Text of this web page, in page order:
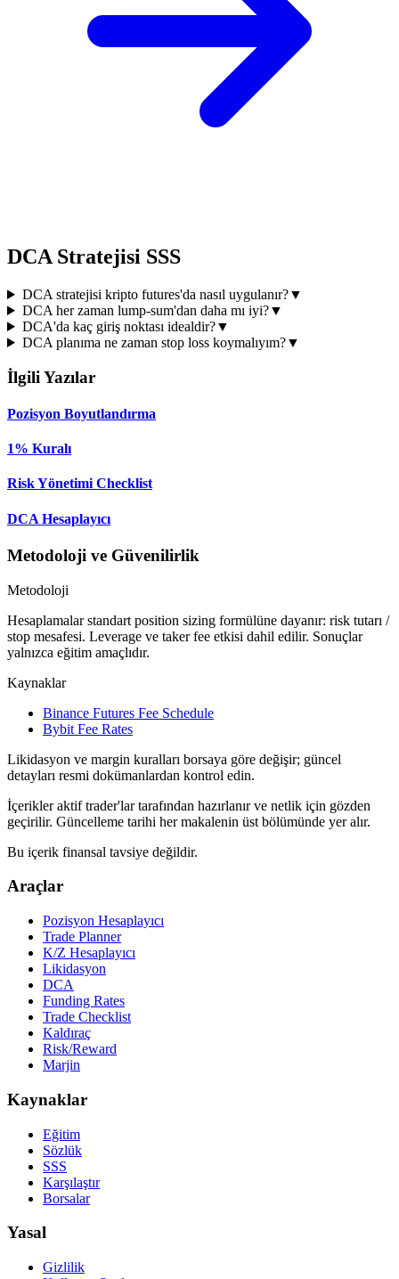
DCA Stratejisi SSS
DCA stratejisi kripto futures'da nasıl uygulanır?▼
DCA her zaman lump-sum'dan daha mı iyi?▼
DCA'da kaç giriş noktası idealdir?▼
DCA planıma ne zaman stop loss koymalıyım?▼
İlgili Yazılar
Pozisyon Boyutlandırma
1% Kuralı
Risk Yönetimi Checklist
DCA Hesaplayıcı
Metodoloji ve Güvenilirlik
Metodoloji
Hesaplamalar standart position sizing formülüne dayanır: risk tutarı /
stop mesafesi. Leverage ve taker fee etkisi dahil edilir. Sonuçlar
yalnızca eğitim amaçlıdır.
Kaynaklar
Binance Futures Fee Schedule
Bybit Fee Rates
Likidasyon ve margin kuralları borsaya göre değişir; güncel
detayları resmi dokümanlardan kontrol edin.
İçerikler aktif trader'lar tarafından hazırlanır ve netlik için gözden
geçirilir. Güncelleme tarihi her makalenin üst bölümünde yer alır.
Bu içerik finansal tavsiye değildir.
Araçlar
Pozisyon Hesaplayıcı
Trade Planner
K/Z Hesaplayıcı
Likidasyon
DCA
Funding Rates
Trade Checklist
Kaldıraç
Risk/Reward
Marjin
Kaynaklar
Eğitim
Sözlük
SSS
Karşılaştır
Borsalar
Yasal
Gizlilik